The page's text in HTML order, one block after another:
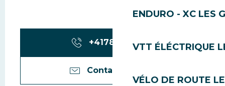
ENDURO - XC LES
VTT ÉLÉCTRIQUE
VÉLO DE ROUTE
+417869957▒▒
Contactez-nous